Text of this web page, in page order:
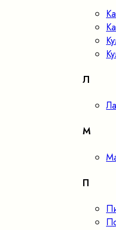
Л
М
П